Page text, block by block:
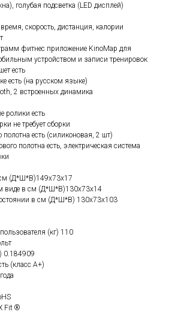
голубая подсветка (LED дисплей)
скорость, дистанция, калории
фитнес приложение KinoMap для
устройством и записи тренировок
есть
есть (на русском языке)
2 встроенных динамика
ролики есть
не требует сборки
полотна есть (силиконовая, 2 шт)
полотна есть, электрическая система
(Д*Ш*В)149x73x17
виде в см (Д*Ш*В)130x73x14
в см (Д*Ш*В) 130x73x103
(кг) 110
0.184909
(класс А+)
Fit ®